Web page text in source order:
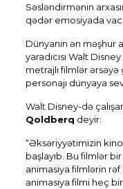
Səsləndirmənin
qədər emosiyada
Dünyanın ən məşhur
yaradıcısı Walt
metrajlı filmlər
personajı dünyaya
Walt Disney-də
Qoldberq deyir:
“Əksəriyyətimizin
başlayıb. Bu filmlər
animasiya filmlərin rəf
animasiya filmi heç bir